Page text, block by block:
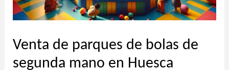
Venta de parques de bolas de
segunda mano en Huesca